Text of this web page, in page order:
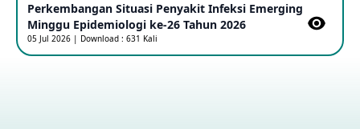
Kasus Konfirmasi A(H5NN6) di Cina
Perkembangan Situasi Penyakit Infeksi Emerging
Minggu Epidemiologi ke-26 Tahun 2026
05 Jul 2026 | Download : 631 Kali